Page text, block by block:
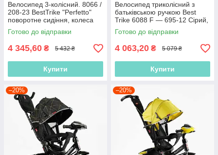
Велосипед 3-колісний. 8066 /
208-23 BestTrike "Perfetto"
поворотне сидіння, колеса
гумові надувні,
Готово до відправки
4 345,60 ₴ 5 432 ₴
Купити
Велосипед триколісний з
батьківською ручкою Best
Trike 6088 F — 695-12 Сірий,
з поворотним сидінням,
надувні
Готово до відправки
4 063,20 ₴ 5 079 ₴
Купити
–20% –20%